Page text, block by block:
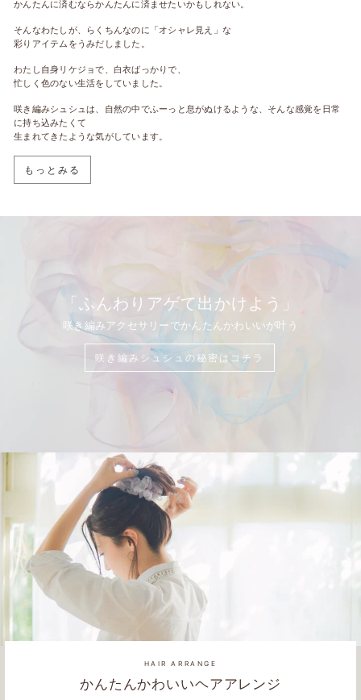
かんたんに済むならかんたんに済ませたいかもしれない。
そんなわたしが、らくちんなのに「オシャレ見え」な
彩りアイテムをうみだしました。
わたし自身リケジョで、白衣ばっかりで、
忙しく色のない生活をしていました。
咲き編みシュシュは、自然の中でふーっと息がぬけるような、そんな感覚を日常
に持ち込みたくて
生まれてきたような気がしています。
もっとみる
「ふんわりアゲて出かけよう」
咲き編みアクセサリーでかんたんかわいいが叶う
咲き編みシュシュの秘密はコチラ
HAIR ARRANGE
かんたんかわいいヘアアレンジ